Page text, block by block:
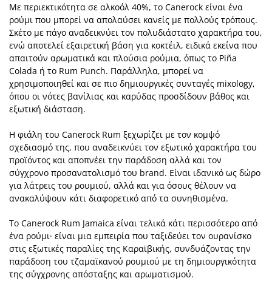
Με περιεκτικότητα σε αλκοόλ 40%, το Canerock είναι ένα
ρούμι που μπορεί να απολαύσει κανείς με πολλούς τρόπους.
Σκέτο με πάγο αναδεικνύει τον πολυδιάστατο χαρακτήρα του,
ενώ αποτελεί εξαιρετική βάση για κοκτέιλ, ειδικά εκείνα που
απαιτούν αρωματικά και πλούσια ρούμια, όπως το Piña
Colada ή το Rum Punch. Παράλληλα, μπορεί να
χρησιμοποιηθεί και σε πιο δημιουργικές συνταγές mixology,
όπου οι νότες βανίλιας και καρύδας προσδίδουν βάθος και
εξωτική διάσταση.
Η φιάλη του Canerock Rum ξεχωρίζει με τον κομψό
σχεδιασμό της, που αναδεικνύει τον εξωτικό χαρακτήρα του
προϊόντος και αποπνέει την παράδοση αλλά και τον
σύγχρονο προσανατολισμό του brand. Είναι ιδανικό ως δώρο
για λάτρεις του ρουμιού, αλλά και για όσους θέλουν να
ανακαλύψουν κάτι διαφορετικό από τα συνηθισμένα.
Το Canerock Rum Jamaica είναι τελικά κάτι περισσότερο από
ένα ρούμι· είναι μια εμπειρία που ταξιδεύει τον ουρανίσκο
στις εξωτικές παραλίες της Καραϊβικής, συνδυάζοντας την
παράδοση του τζαμαϊκανού ρουμιού με τη δημιουργικότητα
της σύγχρονης απόσταξης και αρωματισμού.